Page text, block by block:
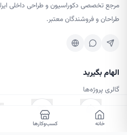
۰
مرجع تخصصی دکوراسیون و طراحی داخلی
طراحان و فروشندگان معتبر.
الهام بگیرید
گالری پروژه‌ها
کسب‌وکارها
مجله طرحینه
خانه کسب‌وکارها